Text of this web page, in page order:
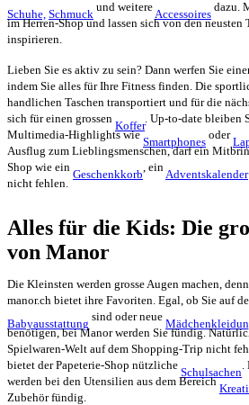
Schuhe, Schmuck
und weitere
Accessoires
dazu.
im Herren-Shop und lassen sich von den neusten
inspirieren.
Lieben Sie es aktiv zu sein? Dann werfen Sie
indem Sie alles für Ihre Fitness finden. Die
handlichen Taschen transportiert und für die
sich für einen grossen
Koffer
. Up-to-date bleiben
Multimedia-Highlights wie
Smartphones
oder
Ausflug zum Lieblingsmenschen, darf ein
Shop wie ein
Geschenkkorb
, ein
Adventskalender
nicht fehlen.
Alles für die Kids: Die
von Manor
Die Kleinsten werden grosse Augen machen,
manor.ch bietet ihre Favoriten. Egal, ob Sie auf
Babyausstattung
sind oder neue
benötigen, bei Manor werden Sie fündig.
Spielwaren-Welt auf dem Shopping-Trip nicht
bietet der Papeterie-Shop nützliche
Schulsachen
.
werden bei den Utensilien aus dem Bereich
Zubehör fündig.